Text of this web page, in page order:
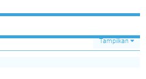
Tampilkan